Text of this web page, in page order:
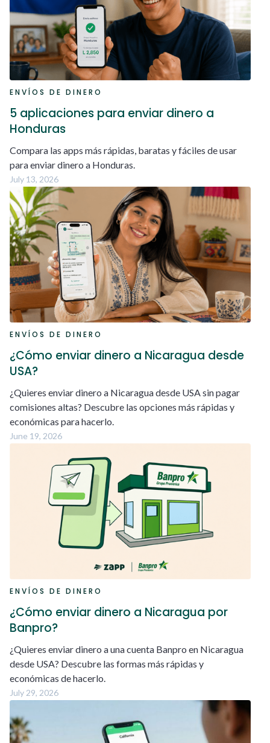
ENVÍOS DE DINERO
5 aplicaciones para enviar dinero a
Honduras
Compara las apps más rápidas, baratas y fáciles de usar
para enviar dinero a Honduras.
July 13, 2026
ENVÍOS DE DINERO
¿Cómo enviar dinero a Nicaragua desde
USA?
¿Quieres enviar dinero a Nicaragua desde USA sin pagar
comisiones altas? Descubre las opciones más rápidas y
económicas para hacerlo.
June 19, 2026
ENVÍOS DE DINERO
¿Cómo enviar dinero a Nicaragua por
Banpro?
¿Quieres enviar dinero a una cuenta Banpro en Nicaragua
desde USA? Descubre las formas más rápidas y
económicas de hacerlo.
July 29, 2026